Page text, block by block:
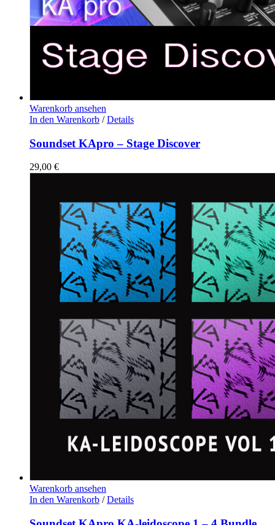
Warenkorb ansehen
In den Warenkorb / Details
Soundset KApro – Stage Discover
29,00 €
Warenkorb ansehen
In den Warenkorb / Details